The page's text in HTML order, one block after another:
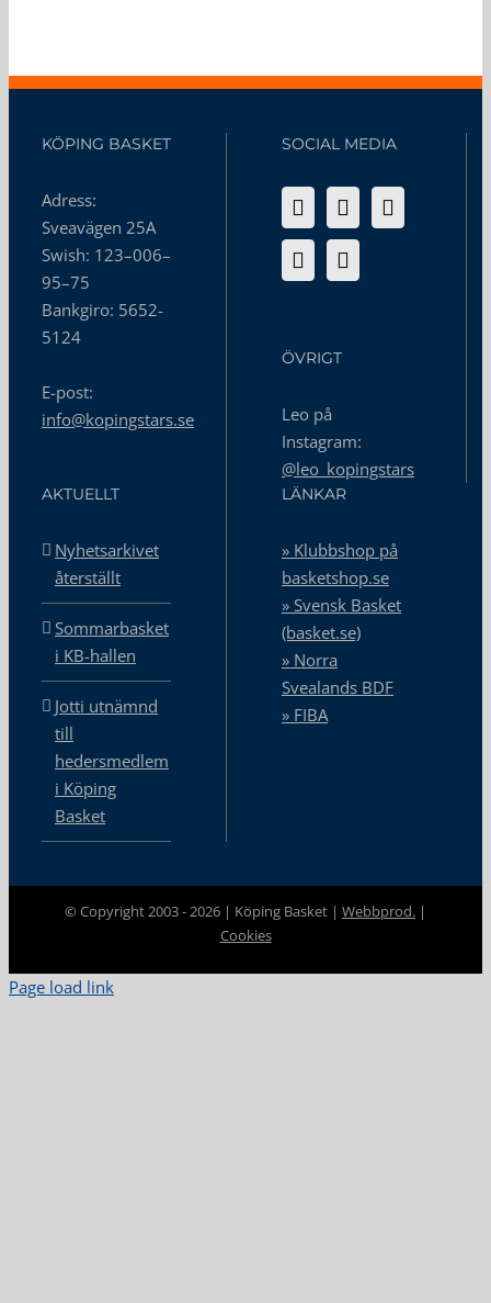
KÖPING BASKET
Adress:
Sveavägen 25A
Swish: 123–006–
95–75
Bankgiro: 5652-
5124
E-post:
info@kopingstars.se
SOCIAL MEDIA
ÖVRIGT
Leo på
Instagram:
@leo_kopingstars
AKTUELLT
Nyhetsarkivet
återställt
Sommarbasket
i KB-hallen
Jotti utnämnd
till
hedersmedlem
i Köping
Basket
LÄNKAR
» Klubbshop på
basketshop.se
» Svensk Basket
(basket.se)
» Norra
Svealands BDF
» FIBA
© Copyright 2003 -2026 | Köping Basket | Webbprod. |
Cookies
Page load link